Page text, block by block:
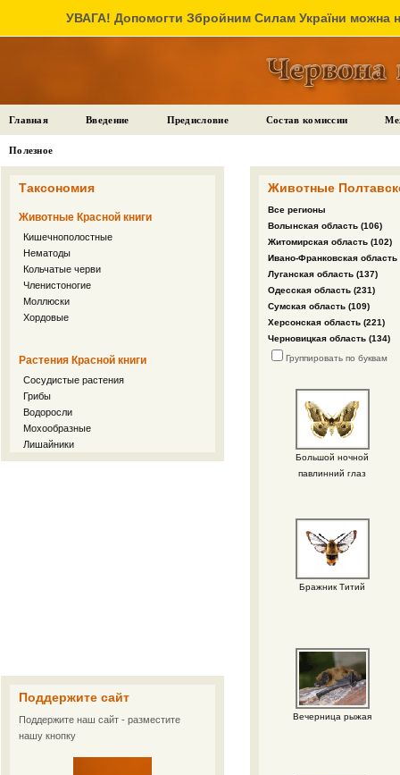
УВАГА! Допомогти Збройним Силам України можна
Главная Введение Предисловие Состав комиссии
Полезное
Таксономия
Животные Красной книги
Кишечнополостные
Нематоды
Кольчатые черви
Членистоногие
Моллюски
Хордовые
Растения Красной книги
Сосудистые растения
Грибы
Водоросли
Мохообразные
Лишайники
Поддержите сайт
Поддержите наш сайт - разместите
нашу кнопку
Животные
Все регионы
Волынская область (106)
Житомирская область (102)
Ивано-Франковская область
Луганская область (137)
Одесская область (231)
Сумская область (109)
Херсонская область (221)
Черновицкая область (134)
Группировать по буквам
Большой ночной
павлинний глаз
Бражник Титий
Вечерница рыжая